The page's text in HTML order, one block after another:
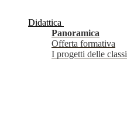
Didattica
Panoramica
Offerta formativa
I progetti delle classi